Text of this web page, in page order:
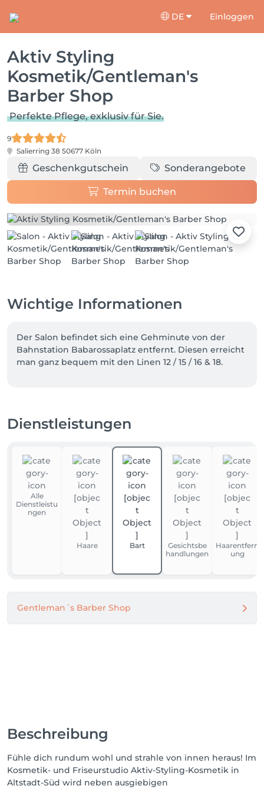
DE Einloggen
Aktiv Styling
Kosmetik/Gentleman's
Barber Shop
Perfekte Pflege, exklusiv für Sie.
9
Salierring 38 50677 Köln
Geschenkgutschein Sonderangebote
Termin buchen
Wichtige Informationen
Der Salon befindet sich eine Gehminute von der
Bahnstation Babarossaplatz entfernt. Diesen erreicht
man ganz bequem mit den Linen 12 / 15 / 16 & 18.
Dienstleistungen
Alle
Dienstleistu
ngen
Haare Bart
Gesichtsbe
handlungen
Haarentfern
ung
Gentleman´s Barber Shop
Beschreibung
Fühle dich rundum wohl und strahle von innen heraus! Im
Kosmetik- und Friseurstudio Aktiv-Styling-Kosmetik in
Altstadt-Süd wird neben ausgiebigen